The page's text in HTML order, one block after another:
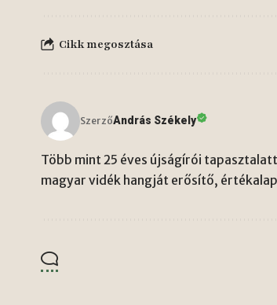
Cikk megosztása
SzerzőAndrás Székely
Több mint 25 éves újságírói
magyar vidék hangját erősítő,